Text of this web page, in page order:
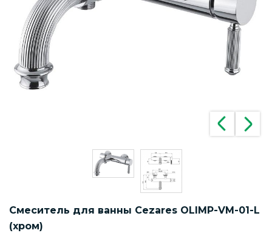
Смеситель для ванны Cezares OLIMP-VM-01-L
(хром)